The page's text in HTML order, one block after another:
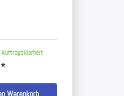
Auftragsklarheit
Warenkorb